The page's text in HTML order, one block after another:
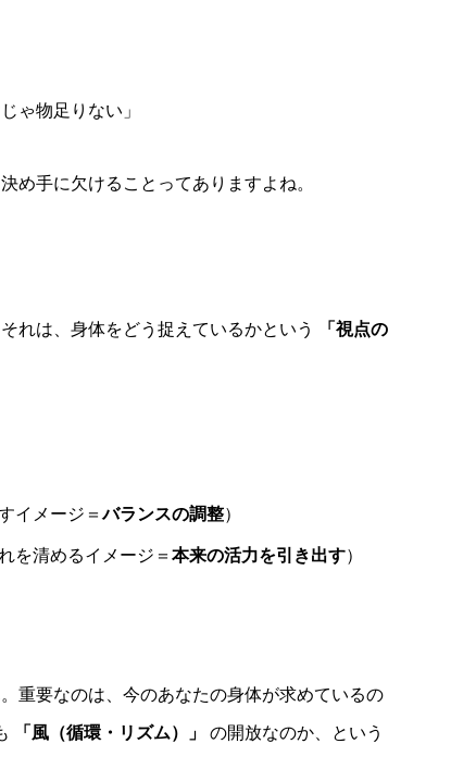
ゃ物足りない」
め手に欠けることってありますよね。
れは、身体をどう捉えているかという 「視点の
イメージ＝バランスの調整）
を清めるイメージ＝ 本来の活力を引き出す）
重要なのは、今のあなたの身体が求めているの
「風（循環・リズム）」 の開放なのか、という